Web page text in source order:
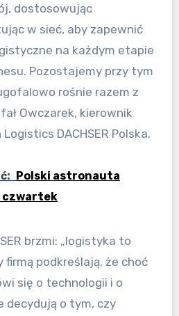
dostosowując
w sieć, aby zapewnić
na każdym etapie
Pozostajemy przy tym
rośnie razem z
Owczarek, kierownik
DACHSER Polska.
Polski astronauta
czwartek
brzmi: „logistyka to
firmą podkreślają, że choć
się o technologii i o
decydują o tym, czy